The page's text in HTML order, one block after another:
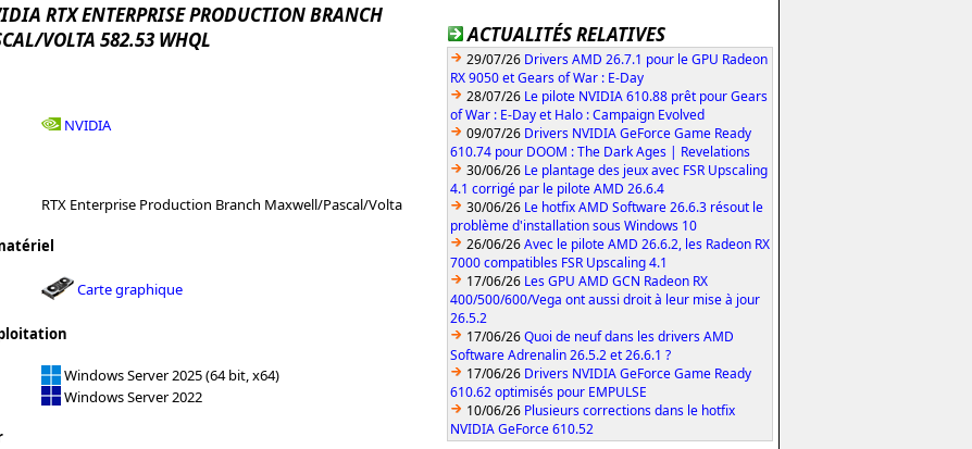
RTX ENTERPRISE PRODUCTION BRANCH
VOLTA 582.53 WHQL
NVIDIA
RTX Enterprise Production Branch Maxwell/Pascal/Volta
Carte graphique
Windows Server 2025 (64 bit, x64)
Windows Server 2022
ACTUALITÉS RELATIVES
29/07/26 Drivers AMD 26.7.1 pour le GPU Radeon
RX 9050 et Gears of War : E-Day
28/07/26 Le pilote NVIDIA 610.88 prêt pour Gears
of War : E-Day et Halo : Campaign Evolved
09/07/26 Drivers NVIDIA GeForce Game Ready
610.74 pour DOOM : The Dark Ages | Revelations
30/06/26 Le plantage des jeux avec FSR Upscaling
4.1 corrigé par le pilote AMD 26.6.4
30/06/26 Le hotfix AMD Software 26.6.3 résout le
problème d'installation sous Windows 10
26/06/26Avec le pilote AMD 26.6.2, les Radeon RX
7000 compatibles FSR Upscaling 4.1
17/06/26 Les GPU AMD GCN Radeon RX
400/500/600/Vega ont aussi droit à leur mise à jour
26.5.2
17/06/26Quoi de neuf dans les drivers AMD
Software Adrenalin 26.5.2 et 26.6.1 ?
17/06/26 Drivers NVIDIA GeForce Game Ready
610.62 optimisés pour EMPULSE
10/06/26 Plusieurs corrections dans le hotfix
NVIDIA GeForce 610.52